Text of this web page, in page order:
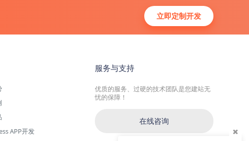
立即定制开发
APP开发
服务与支持
优质的服务、过硬的技术团队是您建站无
忧的保障！
在线咨询